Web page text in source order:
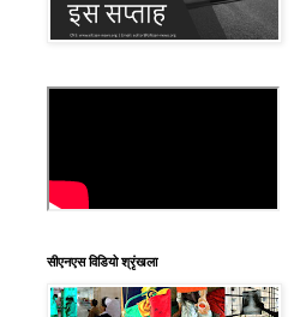
सीएनएस विडियो श्रृंखला